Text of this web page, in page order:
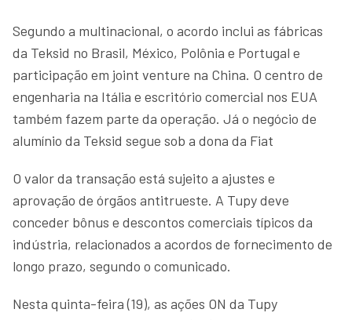
Segundo a multinacional, o acordo inclui as fábricas
da Teksid no Brasil, México, Polônia e Portugal e
participação em joint venture na China. O centro de
engenharia na Itália e escritório comercial nos EUA
também fazem parte da operação. Já o negócio de
alumínio da Teksid segue sob a dona da Fiat
O valor da transação está sujeito a ajustes e
aprovação de órgãos antitrueste. A Tupy deve
conceder bônus e descontos comerciais típicos da
indústria, relacionados a acordos de fornecimento de
longo prazo, segundo o comunicado.
Nesta quinta-feira (19), as ações ON da Tupy